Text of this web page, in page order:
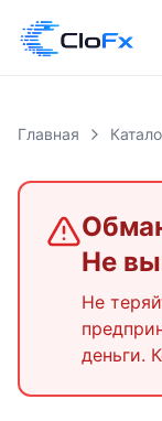
Главная
Не
Не
деньги.